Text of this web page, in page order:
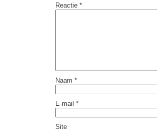
Reactie *
Naam *
E-mail *
Site